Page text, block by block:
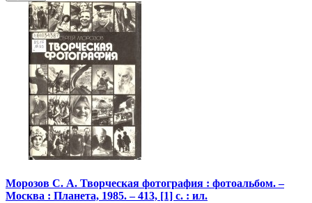
Морозов С. А. Творческая фотография : фотоальбом. –
Москва : Планета, 1985. – 413, [1] с. : ил.